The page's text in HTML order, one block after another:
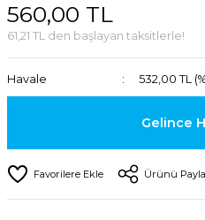
560,00 TL
61,21 TL den başlayan taksitlerle!
Havale 532,00 TL
Gelince
Ürünü